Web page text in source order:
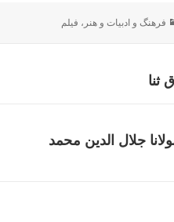
دسته‌ها
فرهنگ و ادبیات و هنر ، فیلم
ثنا
جلال الدين محمد